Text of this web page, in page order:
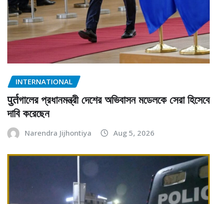
INTERNATIONAL
पुर्तগালের প্রধানমন্ত্রী দেশের অভিবাসন মডেলকে সেরা হিসেবে
দাবি করেছেন
Narendra Jijhontiya Aug 5, 2026